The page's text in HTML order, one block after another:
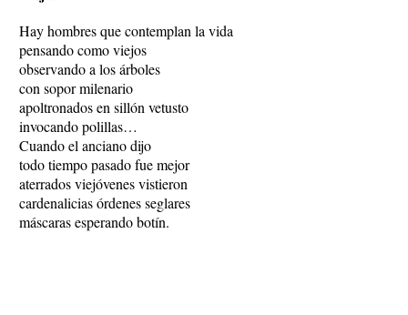
Hay hombres que contemplan la vida
pensando como viejos
observando a los árboles
con sopor milenario
apoltronados en sillón vetusto
invocando polillas…
Cuando el anciano dijo
todo tiempo pasado fue mejor
aterrados viejóvenes vistieron
cardenalicias órdenes seglares
máscaras esperando botín.